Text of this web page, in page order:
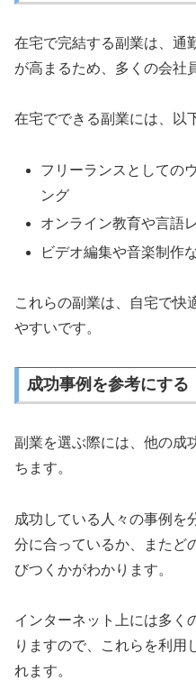
在宅で完結する副業は、通
が高まるため、多くの会社
在宅でできる副業には、以
フリーランスとしての
ング
オンライン教育や言語
ビデオ編集や音楽制作
これらの副業は、自宅で快
やすいです。
成功事例を参考にする
副業を選ぶ際には、他の成
ちます。
成功している人々の事例を
分に合っているか、またど
びつくかがわかります。
インターネット上には多く
りますので、これらを利用
れます。